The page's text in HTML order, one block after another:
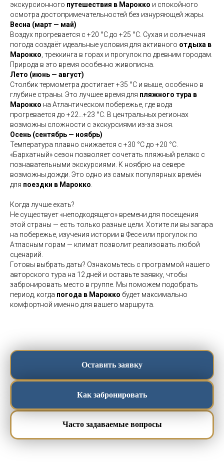
экскурсионного путешествия в Марокко и спокойного
осмотра достопримечательностей без изнуряющей жары.
Весна (март — май)
Воздух прогревается с +20 °C до +25 °C. Сухая и солнечная
погода создаёт идеальные условия для активного отдыха в
Марокко, треккинга в горах и прогулок по древним городам.
Природа в это время особенно живописна.
Лето (июнь — август)
Столбик термометра достигает +35 °C и выше, особенно в
глубине страны. Это лучшее время для пляжного тура в
Марокко на Атлантическом побережье, где вода
прогревается до +22…+23 °C. В центральных регионах
возможны сложности с экскурсиями из-за зноя.
Осень (сентябрь — ноябрь)
Температура плавно снижается с +30 °C до +20 °C.
«Бархатный» сезон позволяет сочетать пляжный релакс с
познавательными экскурсиями. К ноябрю на севере
возможны дожди. Это одно из самых популярных времён
для поездки в Марокко.
Когда лучше ехать?
Не существует «неподходящего» времени для посещения
этой страны — есть только разные цели. Хотите ли вы загара
на побережье, изучения истории в Фесе или прогулок по
Атласным горам — климат позволит реализовать любой
сценарий.
Готовы выбрать даты? Ознакомьтесь с программой нашего
авторского тура на 12 дней и оставьте заявку, чтобы
забронировать место в группе. Мы поможем подобрать
период, когда погода в Марокко будет максимально
комфортной именно для вашего маршрута.
Оставить заявку
Как забронировать
Часто задаваемые вопросы